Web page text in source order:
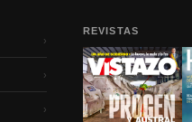
›
›
›
REVISTAS